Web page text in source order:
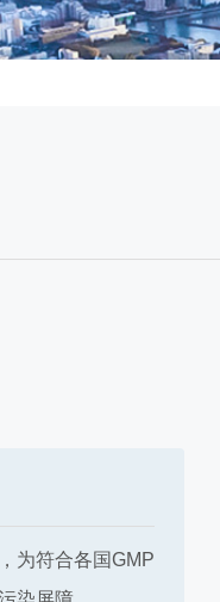
为符合各国GMP